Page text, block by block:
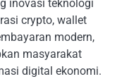
inovasi teknologi
crypto, wallet
modern,
masyarakat
digital ekonomi.